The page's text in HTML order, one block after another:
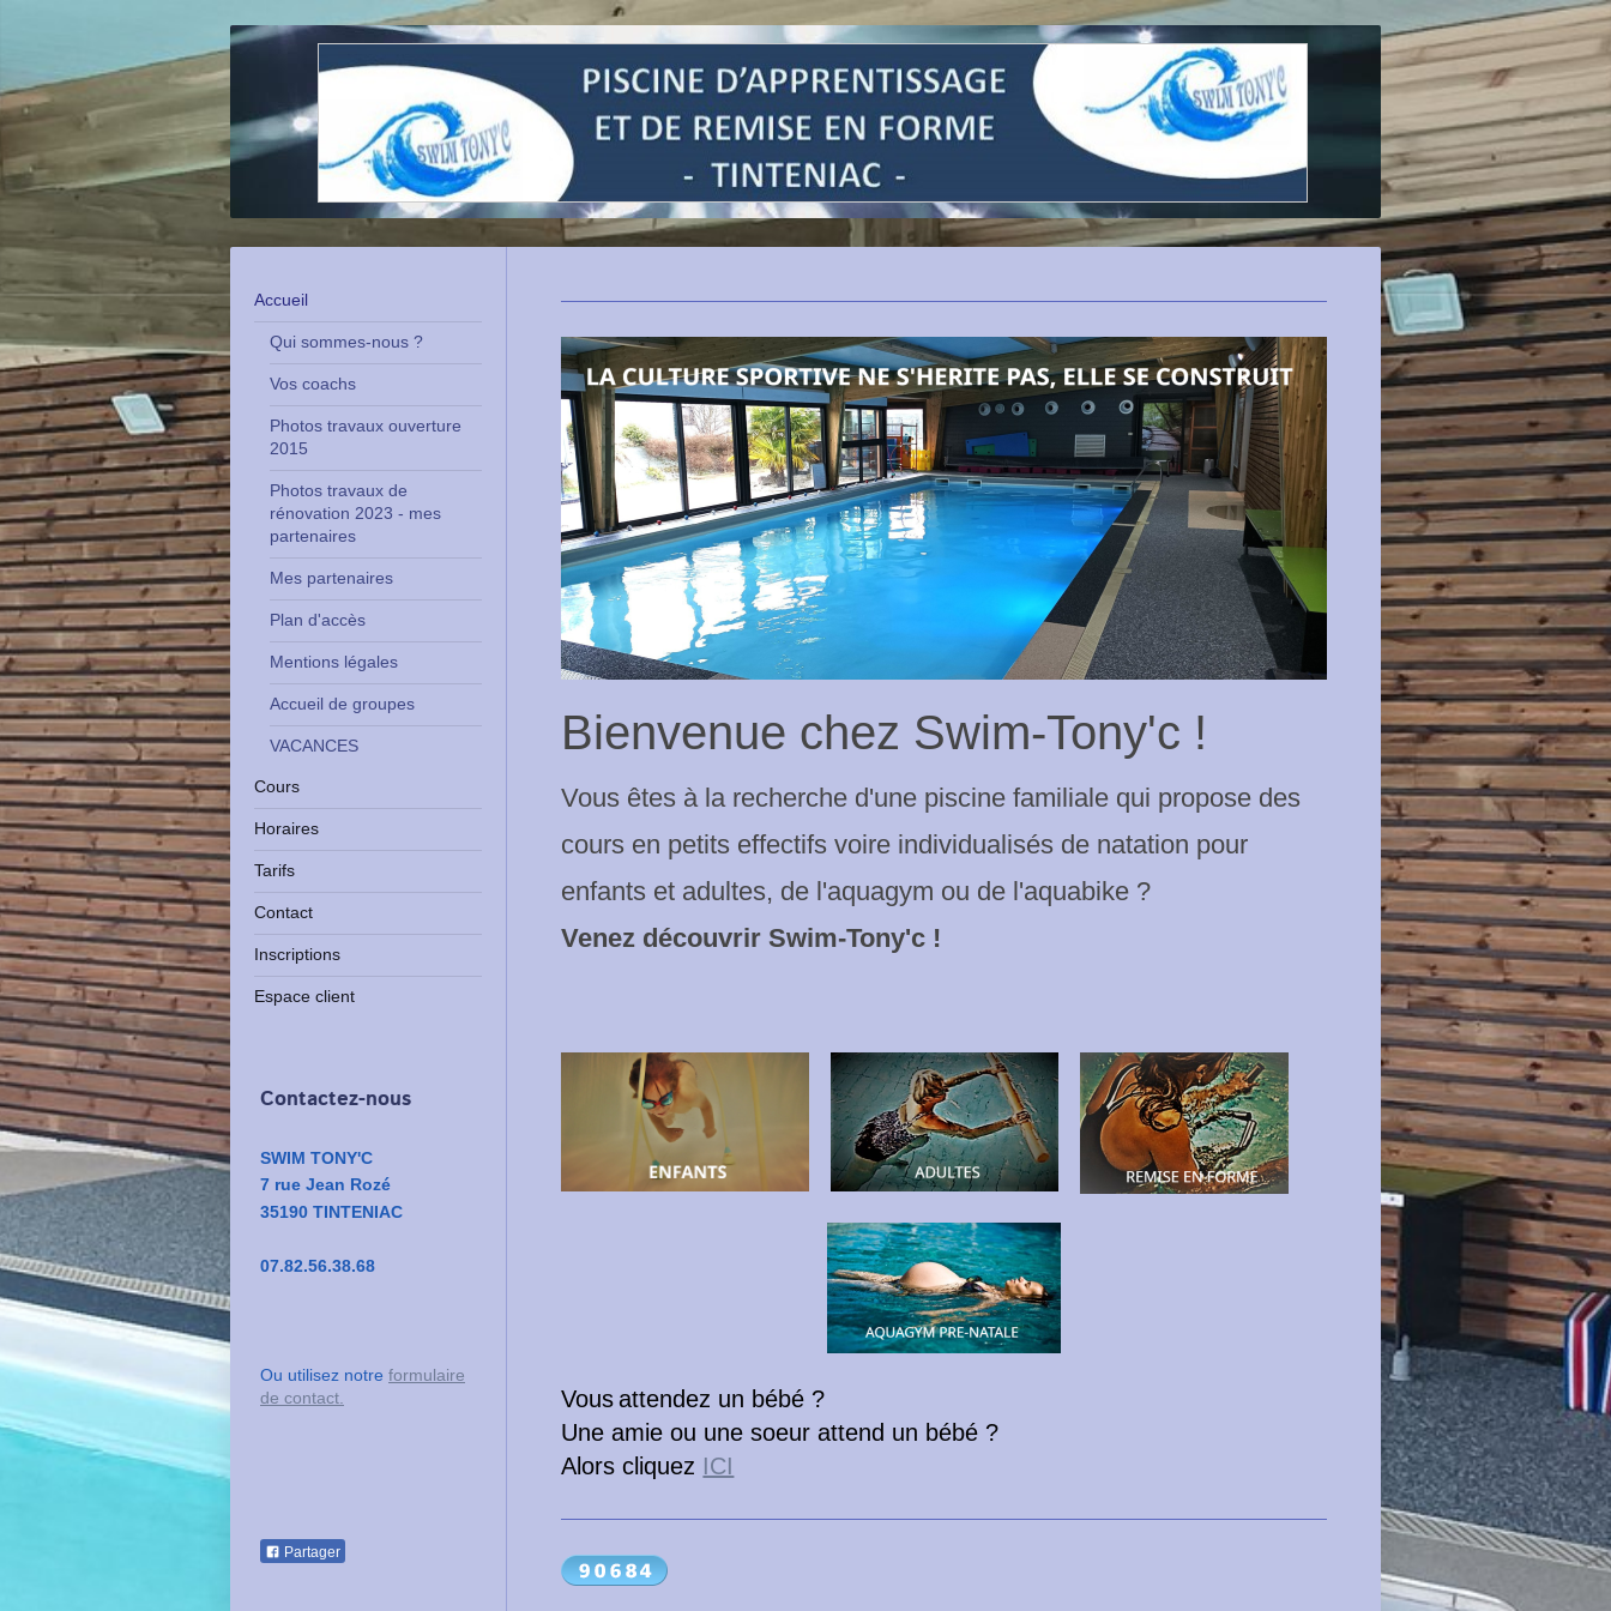
Accueil
Qui sommes-nous ?
Vos coachs
Photos travaux ouverture
2015
Photos travaux de
rénovation 2023 - mes
partenaires
Mes partenaires
Plan d'accès
Mentions légales
Accueil de groupes
VACANCES
Cours
Horaires
Tarifs
Contact
Inscriptions
Espace client
Bienvenue chez Swim-Tony'c !
Vous êtes à la recherche d'une piscine familiale qui propose des
cours en petits effectifs voire individualisés de natation pour
enfants et adultes, de l'aquagym ou de l'aquabike ?
Venez découvrir Swim-Tony'c !
Vous attendez un bébé ?
Une amie ou une soeur attend un bébé ?
Alors cliquez ICI
Contactez-nous
SWIM TONY'C
7 rue Jean Rozé
35190 TINTENIAC
07.82.56.38.68
Ou utilisez notre formulaire
de contact.
Partager